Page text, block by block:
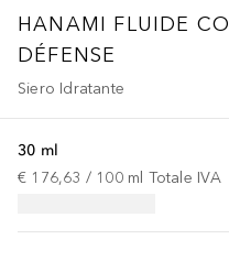
HANAMI FLUIDE
DÉFENSE
Siero Idratante
30 ml
€ 176,63 / 100 ml Totale IVA